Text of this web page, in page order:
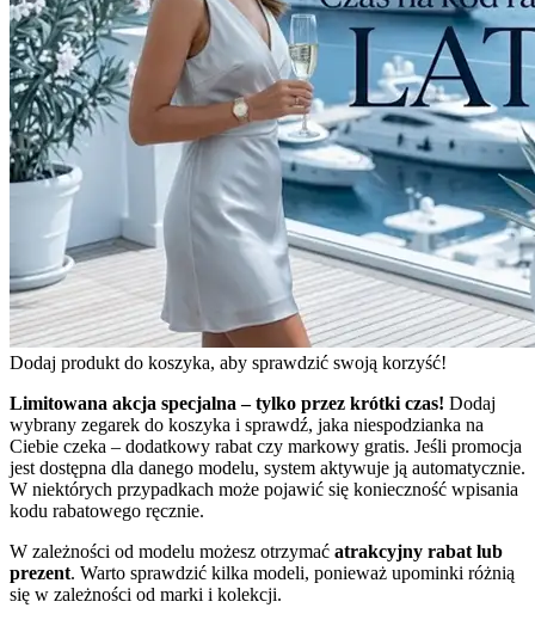
Dodaj produkt do koszyka, aby sprawdzić swoją korzyść!
Limitowana akcja specjalna – tylko przez krótki czas! Dodaj
wybrany zegarek do koszyka i sprawdź, jaka niespodzianka na
Ciebie czeka – dodatkowy rabat czy markowy gratis. Jeśli promocja
jest dostępna dla danego modelu, system aktywuje ją automatycznie.
W niektórych przypadkach może pojawić się konieczność wpisania
kodu rabatowego ręcznie.
W zależności od modelu możesz otrzymać atrakcyjny rabat lub
prezent. Warto sprawdzić kilka modeli, ponieważ upominki różnią
się w zależności od marki i kolekcji.